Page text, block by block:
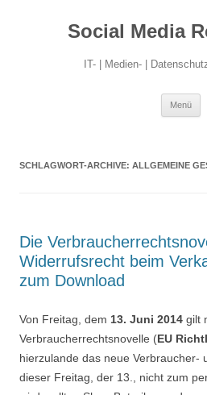
Social Media
IT- | Medien- |
Menü
SCHLAGWORT-ARCHIVE: ALLGEMEINE
Die
Widerrufsrecht beim
zum Download
Von Freitag, dem 13. Juni 2014 gilt
Verbraucherrechtsnovelle (EU
hierzulande das neue Verbraucher-
dieser Freitag, der 13., nicht zum